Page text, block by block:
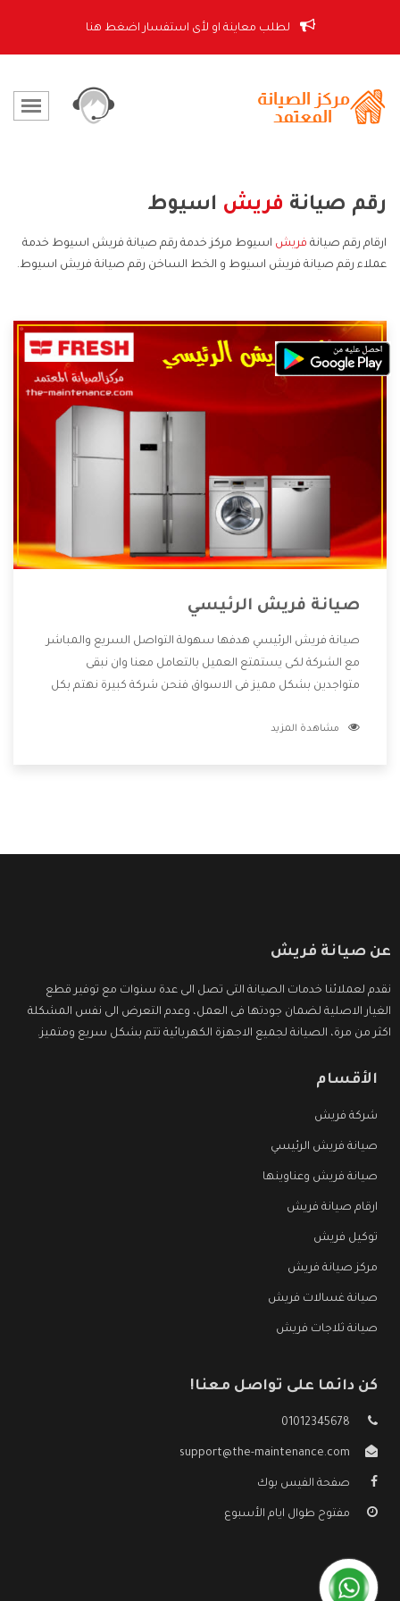
لطلب معاينة او لأى استفسار اضغط هنا
رقم صيانة فريش اسيوط
ارقام رقم صيانة فريش اسيوط مركز خدمة رقم صيانة فريش اسيوط خدمة
عملاء رقم صيانة فريش اسيوط و الخط الساخن رقم صيانة فريش اسيوط.
صيانة فريش الرئيسي
صيانة فريش الرئيسي هدفها سهولة التواصل السريع والمباشر
مع الشركة لكى يستمتع العميل بالتعامل معنا وان نبقى
متواجدين بشكل مميز فى الاسواق فنحن شركة كبيرة نهتم بكل
الشركة بها والتى تكون منها خدمة الصيانة التى تكون من أهم
مشاهدة المزيد
عن صيانة فريش
نقدم لعملائنا خدمات الصيانة التى تصل الى عدة سنوات مع توفير قطع
الغيار الاصلية لضمان جودتها فى العمل، وعدم التعرض الى نفس المشكلة
اكثر من مرة، الصيانة لجميع الاجهزة الكهربائية تتم بشكل سريع ومتميز.
الأقسام
شركة فريش
صيانة فريش الرئيسي
صيانة فريش وعناوينها
ارقام صيانة فريش
توكيل فريش
مركز صيانة فريش
صيانة غسالات فريش
صيانة ثلاجات فريش
كن دائما على تواصل معنا!
01012345678
support@the-maintenance.com
صفحة الفيس بوك
مفتوح طوال ايام الأسبوع